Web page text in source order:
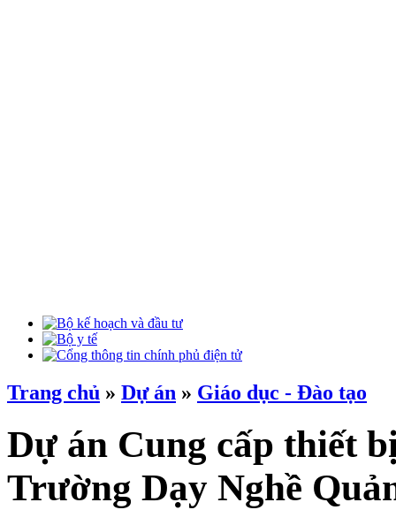
Trang chủ » Dự án » Giáo dục - Đào tạo
Dự án Cung cấp thiết
Trường Dạy Nghề